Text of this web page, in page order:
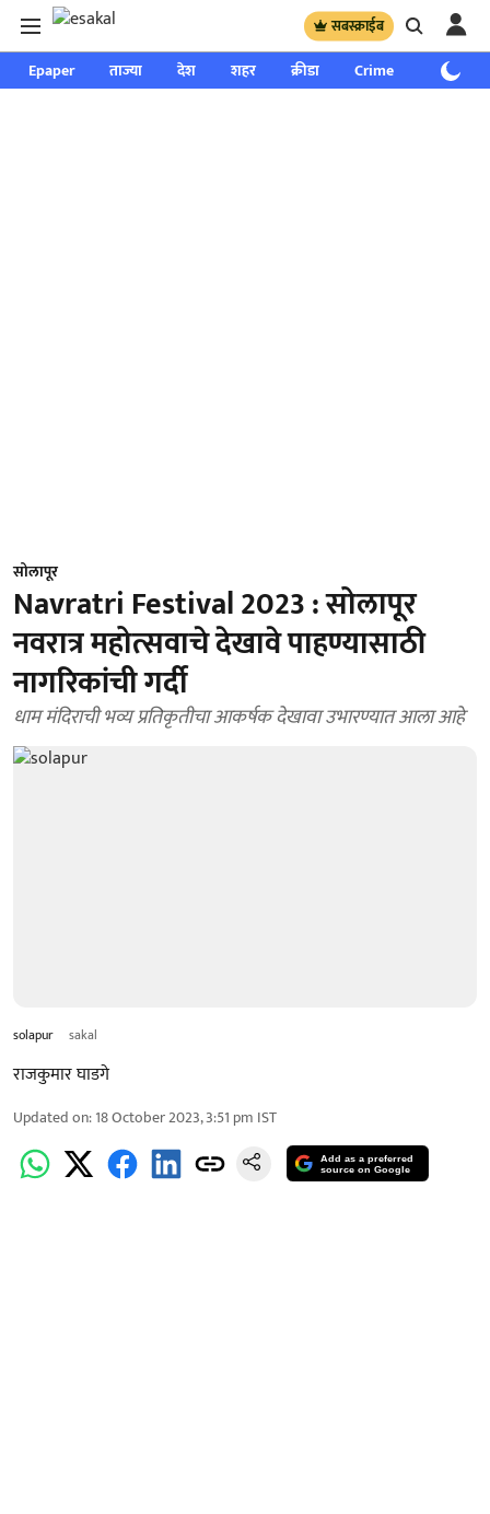
सबस्क्राईब
Epaper ताज्या देश शहर क्रीडा Crime साप्ताहिक
सोलापूर
Navratri Festival 2023 : सोलापूर
नवरात्र महोत्सवाचे देखावे पाहण्यासाठी
नागरिकांची गर्दी
धाम मंदिराची भव्य प्रतिकृतीचा आकर्षक देखावा उभारण्यात आला आहे
solapur sakal
राजकुमार घाडगे
Updated on:18 October 2023, 3:51 pm IST
Add as a preferred
source on Google